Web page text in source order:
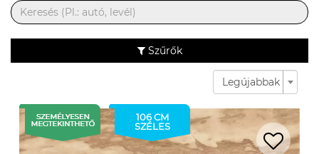
Szűrők
Legújabbak
106 CM
SZÉLES